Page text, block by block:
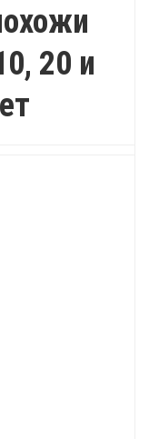
20 и